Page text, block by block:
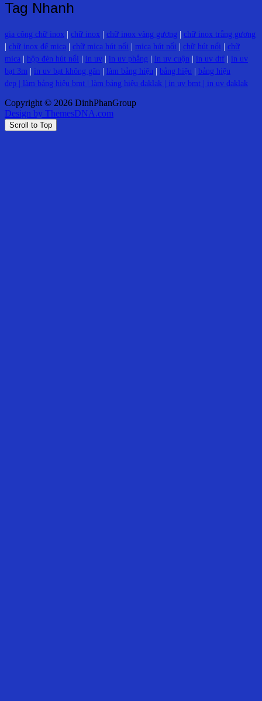
Tag Nhanh
gia công chữ inox | chữ inox | chữ inox vàng gương | chữ inox trắng gương
| chữ inox đế mica | chữ mica hút nổi | mica hút nổi | chữ hút nổi | chữ
mica | hộp đèn hút nổi | in uv | in uv phẳng | in uv cuộn | in uv dtf | in uv
bạt 3m | in uv bạt không gân | làm bảng hiệu | bảng hiệu | bảng hiệu
đẹp | làm bảng hiệu bmt | làm bảng hiệu đaklak | in uv bmt | in uv đaklak
Copyright © 2026 DinhPhanGroup
Design by ThemesDNA.com
Scroll to Top